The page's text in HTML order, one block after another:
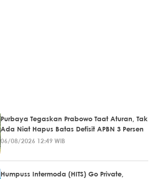
Purbaya Tegaskan Prabowo Taat Aturan, Tak
Ada Niat Hapus Batas Defisit APBN 3 Persen
06/08/2026 12:49 WIB
Humpuss Intermoda (HITS) Go Private,